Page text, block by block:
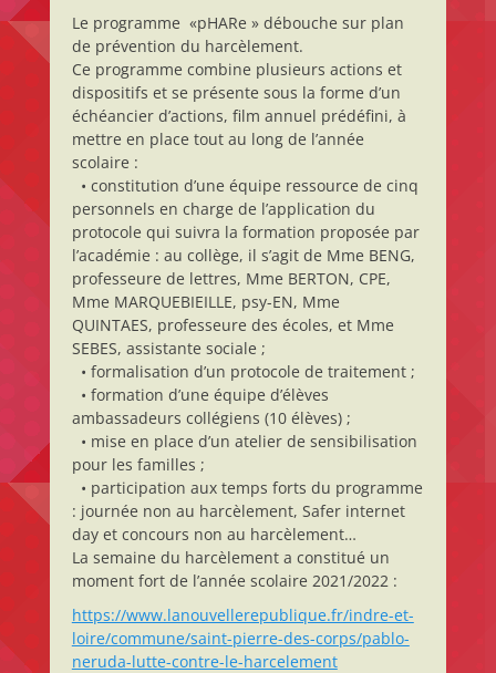
Le programme «pHARe » débouche sur plan
de prévention du harcèlement.
Ce programme combine plusieurs actions et
dispositifs et se présente sous la forme d’un
échéancier d’actions, film annuel prédéfini, à
mettre en place tout au long de l’année
scolaire :
• constitution d’une équipe ressource de cinq
personnels en charge de l’application du
protocole qui suivra la formation proposée par
l’académie : au collège, il s’agit de Mme BENG,
professeure de lettres, Mme BERTON, CPE,
Mme MARQUEBIEILLE, psy-EN, Mme
QUINTAES, professeure des écoles, et Mme
SEBES, assistante sociale ;
• formalisation d’un protocole de traitement ;
• formation d’une équipe d’élèves
ambassadeurs collégiens (10 élèves) ;
• mise en place d’un atelier de sensibilisation
pour les familles ;
• participation aux temps forts du programme
: journée non au harcèlement, Safer internet
day et concours non au harcèlement…
La semaine du harcèlement a constitué un
moment fort de l’année scolaire 2021/2022 :
https://www.lanouvellerepublique.fr/indre-et-
loire/commune/saint-pierre-des-corps/pablo-
neruda-lutte-contre-le-harcelement